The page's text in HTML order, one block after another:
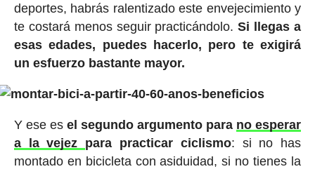
deportes, habrás ralentizado este envejecimiento y
te costará menos seguir practicándolo.Si llegas a
esas edades, puedes hacerlo, pero te exigirá
un esfuerzo bastante mayor.
Y ese es el segundo argumento para no esperar
a la vejez para practicar ciclismo: si no has
montado en bicicleta con asiduidad, si no tienes la